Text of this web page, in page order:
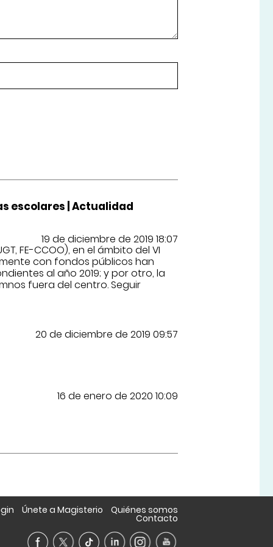
escolares | Actualidad
19 de diciembre de 2019 18:07
FE-CCOO), en el ámbito del VI
con fondos públicos han
al año 2019; y por otro, la
fuera del centro. Seguir
20 de diciembre de 2019 09:57
16 de enero de 2020 10:09
Únete a Magisterio Quiénes somos
Contacto